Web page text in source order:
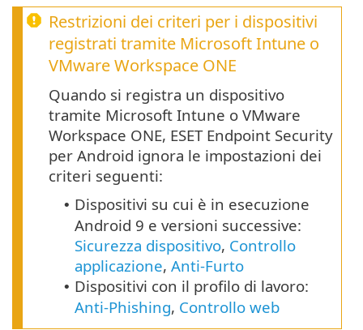
Restrizioni dei criteri per i dispositivi
registrati tramite Microsoft Intune o
VMware Workspace ONE
Quando si registra un dispositivo
tramite Microsoft Intune o VMware
Workspace ONE, ESET Endpoint Security
per Android ignora le impostazioni dei
criteri seguenti:
• Dispositivi su cui è in esecuzione
Android 9 e versioni successive:
Sicurezza dispositivo, Controllo
applicazione, Anti-Furto
• Dispositivi con il profilo di lavoro:
Anti-Phishing, Controllo web